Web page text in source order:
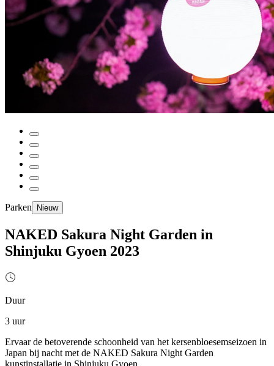
Parken Nieuw
NAKED Sakura Night Garden in
Shinjuku Gyoen 2023
Duur
3 uur
Ervaar de betoverende schoonheid van het kersenbloesemseizoen in
Japan bij nacht met de NAKED Sakura Night Garden
kunstinstallatie in Shinjuku Gyoen.